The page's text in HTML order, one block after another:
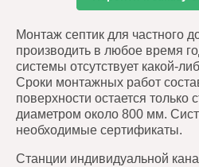
Монтаж септик для
производить в любое время
системы отсутствует какой-
Сроки монтажных работ
поверхности остается только
диаметром около 800 мм.
необходимые сертификаты.
Станции индивидуальной